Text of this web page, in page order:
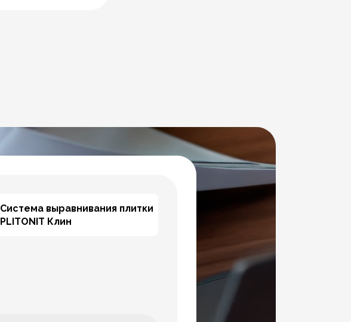
Система выравнивания плитки
PLITONIT Клин